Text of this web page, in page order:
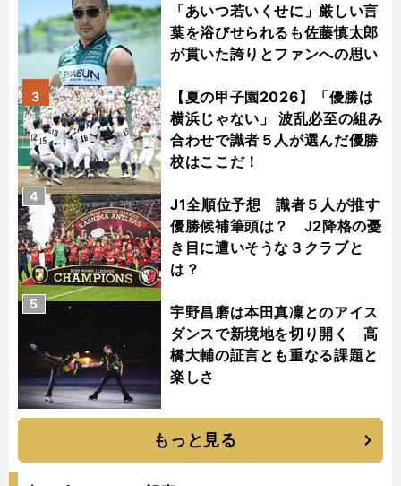
「あいつ若いくせに」厳しい言
葉を浴びせられるも佐藤慎太郎
が貫いた誇りとファンへの思い
【夏の甲子園2026】「優勝は
横浜じゃない」 波乱必至の組み
合わせで識者５人が選んだ優勝
校はここだ！
3
J1全順位予想 識者５人が推す
優勝候補筆頭は？ J2降格の憂
き目に遭いそうな３クラブと
は？
4
宇野昌磨は本田真凜とのアイス
ダンスで新境地を切り開く 高
橋大輔の証言とも重なる課題と
楽しさ
5
もっと見る